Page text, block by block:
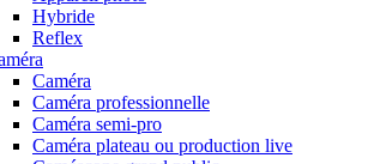
Hybride
Reflex
Caméra
Caméra professionnelle
Caméra semi-pro
Caméra plateau ou production live